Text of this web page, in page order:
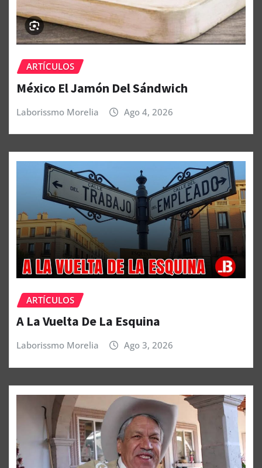
ARTÍCULOS
México El Jamón Del Sándwich
Laborissmo Morelia Ago 4, 2026
ARTÍCULOS
A La Vuelta De La Esquina
Laborissmo Morelia Ago 3, 2026